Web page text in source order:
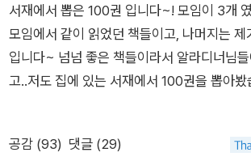
발견할 수 있습니다. 결국 수 많은 진리탐구
아닌 한 늙은 노동자로부터 깨달음을 얻은 '
삶을 풍부하게 해준 것은 여행과 꿈이었다. 내
남긴 사람이 누구누구냐고 묻는다면 나는 이
두려워하지 않는다. 나는 자유이므로...> 지
고 자신의 마음 속 깊은 곳에서 그것에 대한
야만 가능한 일이기 때문이다. 이 두가지 행
소스의 두 날개가 된다. 조르바는 카잔차키스
을 너무 많이 하지 말고 가슴으로 느끼고 직관
고.... 여자를 보면 가슴이 이끄는대로 행동하
정신적 승화의 과정을 거쳐야 하는 것이다. 그
서재에서 뽑은 100권 입니다~! 모임이 3개
모임에서 같이 읽었던 책들이고, 나머지는 제
입니다~ 넘넘 좋은 책들이라서 알라디너님
고..저도 집에 있는 서재에서 100권을 뽑아봤
공감 (93) 댓글 (29)